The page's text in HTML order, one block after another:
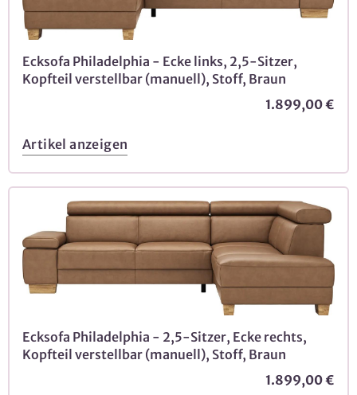
Ecksofa Philadelphia - Ecke links, 2,5-Sitzer,
Kopfteil verstellbar (manuell), Stoff, Braun
1.899,00 €
Artikel anzeigen
Ecksofa Philadelphia - 2,5-Sitzer, Ecke rechts,
Kopfteil verstellbar (manuell), Stoff, Braun
1.899,00 €